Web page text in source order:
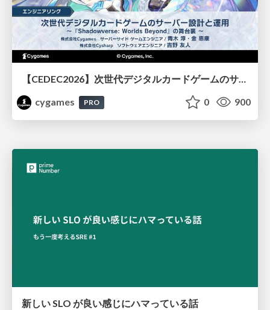
【CEDEC2026】次世代デジタルカードゲームのサーバー設計と運用 〜『Shadowverse: Worlds Beyond』の舞台裏～
cygames
PRO 0 900
新しい SLO が良い感じにハマっている話